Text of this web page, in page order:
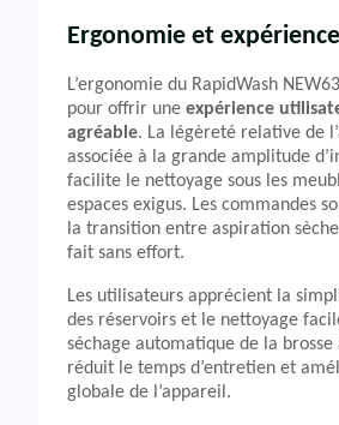
Ergonomie et
L’ergonomie du RapidWash
pour offrir une expérience
agréable. La légèreté relative de
associée à la grande amplitude
facilite le nettoyage sous les
espaces exigus. Les commandes
la transition entre aspiration
fait sans effort.
Les utilisateurs apprécient la
des réservoirs et le nettoyage
séchage automatique de la
réduit le temps d’entretien et
globale de l’appareil.